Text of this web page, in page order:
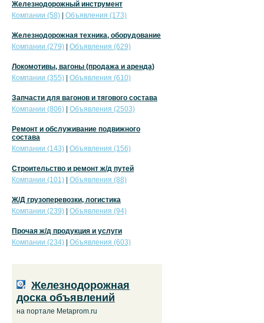
Железнодорожный инструмент
Компании (58)
Объявления (173)
Железнодорожная техника, оборудование
Компании (279)
Объявления (629)
Локомотивы, вагоны (продажа и аренда)
Компании (355)
Объявления (610)
Запчасти для вагонов и тягового состава
Компании (806)
Объявления (2503)
Ремонт и обслуживание подвижного
состава
Компании (143)
Объявления (156)
Строительство и ремонт ж/д путей
Компании (101)
Объявления (88)
Ж/Д грузоперевозки, логистика
Компании (239)
Объявления (94)
Прочая ж/д продукция и услуги
Компании (234)
Объявления (603)
Железнодорожная
доска объявлений
на портале Metaprom.ru